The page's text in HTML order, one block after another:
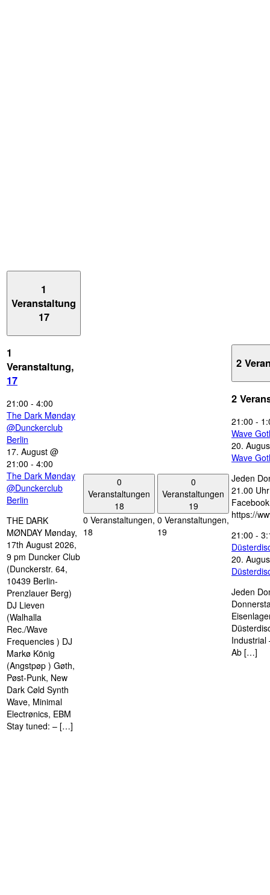
1
Veranstaltung
17
1
Veranstaltung,
17
21:00 - 4:00
The Dark Mønday
@Dunckerclub
Berlin
17. August @
21:00 - 4:00
The Dark Mønday
@Dunckerclub
Berlin
THE DARK
MØNDAY Mønday,
17th August 2026,
9 pm Duncker Club
(Dunckerstr. 64,
10439 Berlin-
Prenzlauer Berg)
DJ Lieven
(Walhalla
Rec./Wave
Frequencies ) DJ
Markø König
(Angstpøp ) Gøth,
Pøst-Punk, New
Dark Cøld Synth
Wave, Minimal
Electrønics, EBM
Stay tuned: – […]
0
Veranstaltungen
18
0 Veranstaltungen,
18
0
Veranstaltungen
19
0 Veranstaltungen,
19
2
2
21:00 -
Wave
20.
Wave
Jeden
21.00
https://
21:00 -
20.
Jeden
Industrial
Ab […]